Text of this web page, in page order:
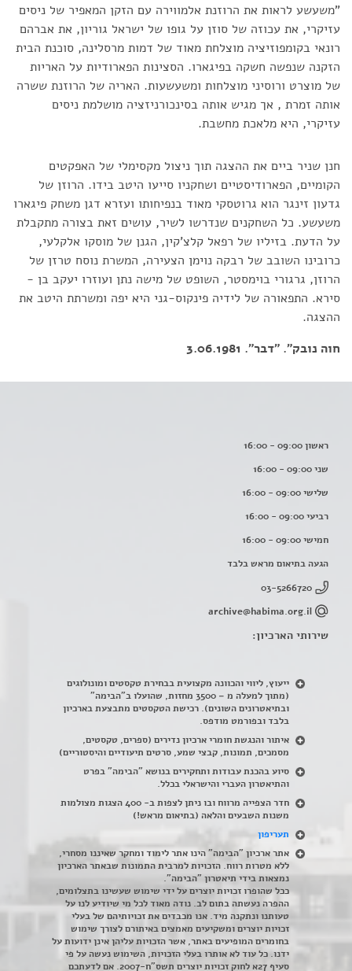
"משעשע לראות את הרוזנת אלמווירה עם הזקן המאפיר של ניסים
עזיקרי, את עכוזה של סוזן על גופו של ישראל גוריון, את אברהם
רונאי בקומפוזיציה מוצלחת מאוד של דמות מרסלינה, סוכנת הבית
הזקנה שנפשה חשקה בפיגארו. הסצינות הפארודיות על האריות
של מוצרט ורוסיני מוצלחות ומשעשעות. האריה של הרוזנת ששרה
אותה זמרת , אך מגיש אותה בסינכורניזציה מושלמת ניסים
עזיקרי, היא מלאכת מחשבת.
חנן שניר ביים את ההצגה תוך ניצול מקסימלי של האפקטים
הקומיים, הפארודיסטיים ושחקניו סייעו היטב בידו. הרוזן של
גדעון זינגר הוא גרוטסקי מאוד בנפיחותו ועזרא דגן משחק פיגארו
משעשע. כל השחקנים שנדרשו לשיר, עושים זאת בצורה מתקבלת
על הדעת. בזיליו של רפאל קלצ'קין, הגנן של מוסקו אלקלעי,
כרובינו השובב של רבקה נוימן הצעירה, המשרת נוסח טרזן של
הרוזן, גרגורי בוימסטר, השופט של מישה נתן ועוזרו יעקב בן -
סירא. התפאורה של לידיה פינקוס-גני היא יפה ומשרתת היטב את
ההצגה.
חוה נובק". "דבר". 3.06.1981
ראשון 09:00 - 16:00
שני 09:00 - 16:00
שלישי 09:00 - 16:00
רביעי 09:00 - 16:00
חמישי 09:00 - 16:00
הגעה בתיאום מראש בלבד
03-5266720
archive@habima.org.il
שירותי הארכיון:
ייעוץ, ליווי והכוונה מקצועית בבחירת טקסטים ומונולוגים
(מתוך למעלה מ – 3500 מחזות, שהועלו ב"הבימה"
ובתיאטרונים השונים). רכישת הטקסטים מתבצעת בארכיון
בלבד ובפורמט מודפס.
איתור והנגשת חומרי ארכיון נדירים (ספרים, טקסטים,
מסמכים, תמונות, קבצי שמע, סרטים תיעודיים והיסטוריים)
סיוע בהכנת עבודות ותחקירים בנושא "הבימה" בפרט
והתיאטרון העברי והישראלי בכלל.
חדר הצפייה מרווח ובו ניתן לצפות ב- 400 הצגות מצולמות
משנות השבעים והלאה (בתיאום מראש!)
תעריפון
אתר ארכיון "הבימה" הינו אתר לימוד ומחקר שאיננו מסחרי,
ללא מטרות רווח. הזכויות למרבית התמונות שבאתר הארכיון
נמצאות בידי תיאטרון "הבימה".
ככל שהופרו זכויות יוצרים על ידי שימוש שעשינו בתצלומים,
ההפרה נעשתה בתום לב. נודה מאוד לכל מי שיודיע לנו על
טעותנו ונתקנה מיד. אנו מכבדים את זכויותיהם של בעלי
זכויות יוצרים ומשקיעים מאמצים באיתורם לצורך שימוש
בחומרים המופיעים באתר, אשר הזכויות עליהן אינן ידועות על
ידנו. כל עוד לא אותרו בעלי הזכויות, השימוש נעשה על פי
סעיף 27א לחוק זכויות יוצרים תשס"ח-2007. אם לדעתכם